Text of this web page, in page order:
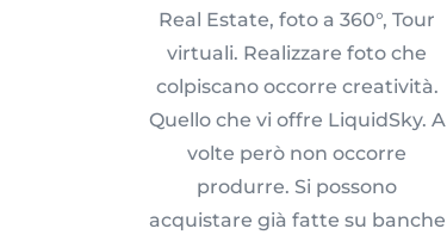
Real Estate, foto a 360°, Tour
virtuali. Realizzare foto che
colpiscano occorre creatività.
Quello che vi offre LiquidSky. A
volte però non occorre
produrre. Si possono
acquistare già fatte su banche